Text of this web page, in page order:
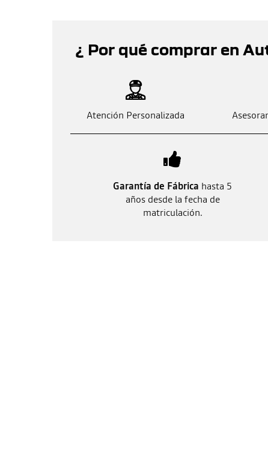
¿ Por qué comprar en
Atención Personalizada
Garantía de Fábrica hasta 5
años desde la fecha de
matriculación.